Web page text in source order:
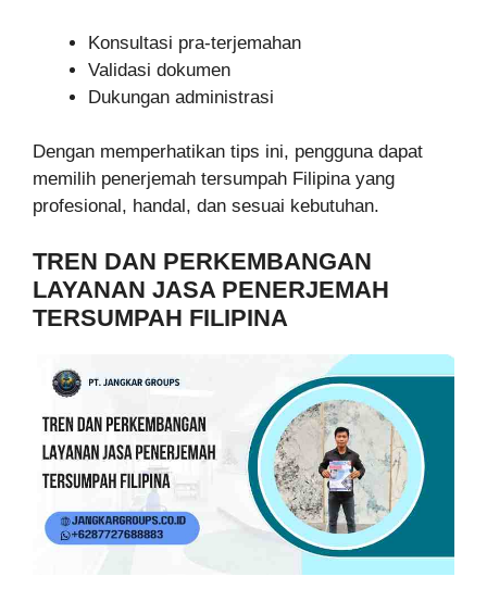
Konsultasi pra-terjemahan
Validasi dokumen
Dukungan administrasi
Dengan memperhatikan tips ini, pengguna dapat
memilih penerjemah tersumpah Filipina yang
profesional, handal, dan sesuai kebutuhan.
TREN DAN PERKEMBANGAN
LAYANAN JASA PENERJEMAH
TERSUMPAH FILIPINA